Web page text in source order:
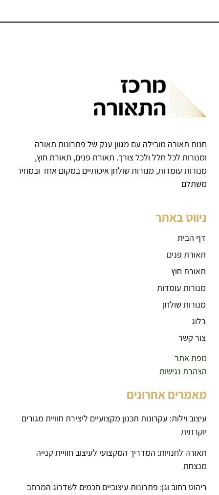
חנות תאורה מובילה עם מגוון ענק של פתרונות תאורה
ומנורות לכל חלל ולכל צורך. תאורת פנים, תאורת חוץ,
מנורות עומדות, מנורות שולחן איכותיים במקום אחד ובמחיר
משתלם
ניווט באתר
דף הבית
תאורת פנים
תאורת חוץ
מנורות עומדות
מנורות שולחן
בלוג
צור קשר
מפת אתר
הצהרת נגישות
מאמרים אחרונים
עיצוב וילות: עקרונות תכנון מקצועיים ליצירת חוויית מגורים
יוקרתית
תאורה לחנויות: המדריך המקצועי לעיצוב חוויית קנייה
מנצחת
ריהוט רחוב וגן: פתרונות עיצוביים חכמים לשדרוג המרחב